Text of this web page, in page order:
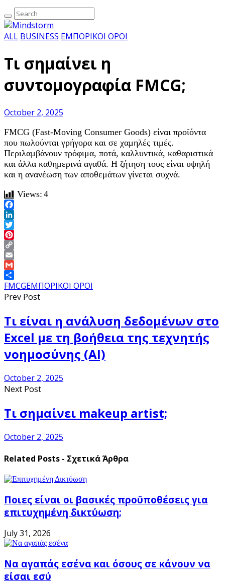
ALL BUSINESS ΕΜΠΟΡΙΚΟΙ ΟΡΟΙ
Τι σημαίνει η
συντομογραφία FMCG;
October 2, 2025
FMCG (Fast-Moving Consumer Goods) είναι προϊόντα
που πωλούνται γρήγορα και σε χαμηλές τιμές.
Περιλαμβάνουν τρόφιμα, ποτά, καλλυντικά, καθαριστικά
και άλλα καθημερινά αγαθά. Η ζήτηση τους είναι υψηλή
και η ανανέωση των αποθεμάτων γίνεται συχνά.
Views: 4
Facebook
LinkedIn
Twitter
Pinterest
Copy
Link
Email
Gmail
Share
FMCGΕΜΠΟΡΙΚΟΙ ΟΡΟΙ
Prev Post
Τι είναι η ανάλυση δεδομένων στο
Excel με τη βοήθεια της τεχνητής
νοημοσύνης (AI)
October 2, 2025
Next Post
Τι σημαίνει makeup artist;
October 2, 2025
Related Posts - Σχετικά Άρθρα
Ποιες είναι οι βασικές προϋποθέσεις για
επιτυχημένη δικτύωση;
July 31, 2026
Να αγαπάς εσένα και όσους σε κάνουν να
είσαι εσύ